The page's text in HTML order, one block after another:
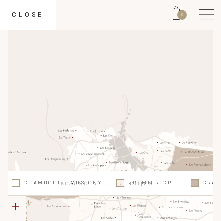
0
CLOSE
CHAMBOLLE-MUSIGNY PREMIER CRU
+